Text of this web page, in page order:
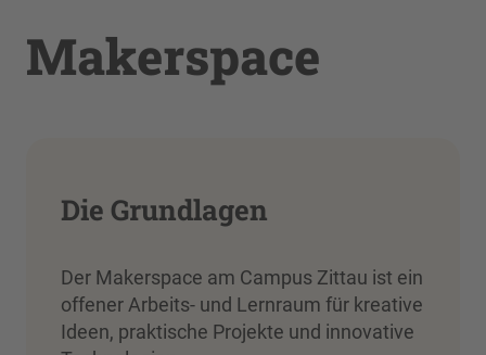
Makerspace
Die Grundlagen
Der Makerspace am Campus Zittau ist ein
offener Arbeits- und Lernraum für kreative
Ideen, praktische Projekte und innovative